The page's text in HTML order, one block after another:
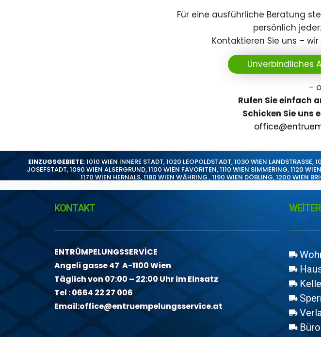
Für eine ausführliche Beratung
persönlich
Kontaktieren Sie uns –
Unverbindliches
-
Rufen Sie einfach
Schicken Sie uns
EINZUGSGEBIETE:1010 WIEN INNERE STADT,1020 LEOPOLDSTADT,1030 WIEN LANDSTRASSE,
JOSEFSTADT,1090 WIEN ALSERGRUND,1100 WIEN FAVORITEN,1110 WIEN SIMMERING,1120
1170 WIEN HERNALS,1180 WIEN WÄHRING ,1190 WIEN DÖBLING,1200 WIEN
KONTAKT
ENTRÜMPELUNGSSERVİCE
Angeli gasse 47 A-1100 Wien
Täglich von 07:00 – 22:00 Uhr im Einsatz
Tel :0664 22 27 006
Email:office@entruempelungsservice.at